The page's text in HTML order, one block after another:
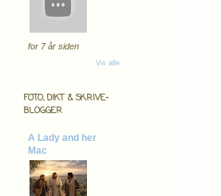
for 7 år siden
Vis alle
FOTO, DIKT & SKRIVE-
BLOGGER
A Lady and her
Mac